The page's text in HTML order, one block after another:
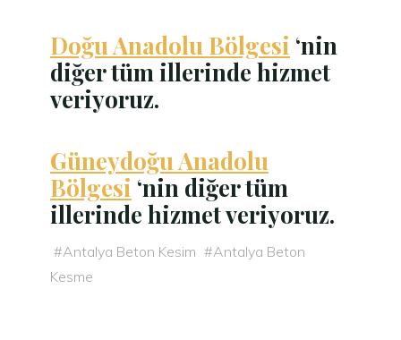
Doğu Anadolu Bölgesi ‘nin
diğer tüm illerinde hizmet
veriyoruz.
Güneydoğu Anadolu
Bölgesi ‘nin diğer tüm
illerinde hizmet veriyoruz.
#Antalya Beton Kesim #Antalya Beton
Kesme